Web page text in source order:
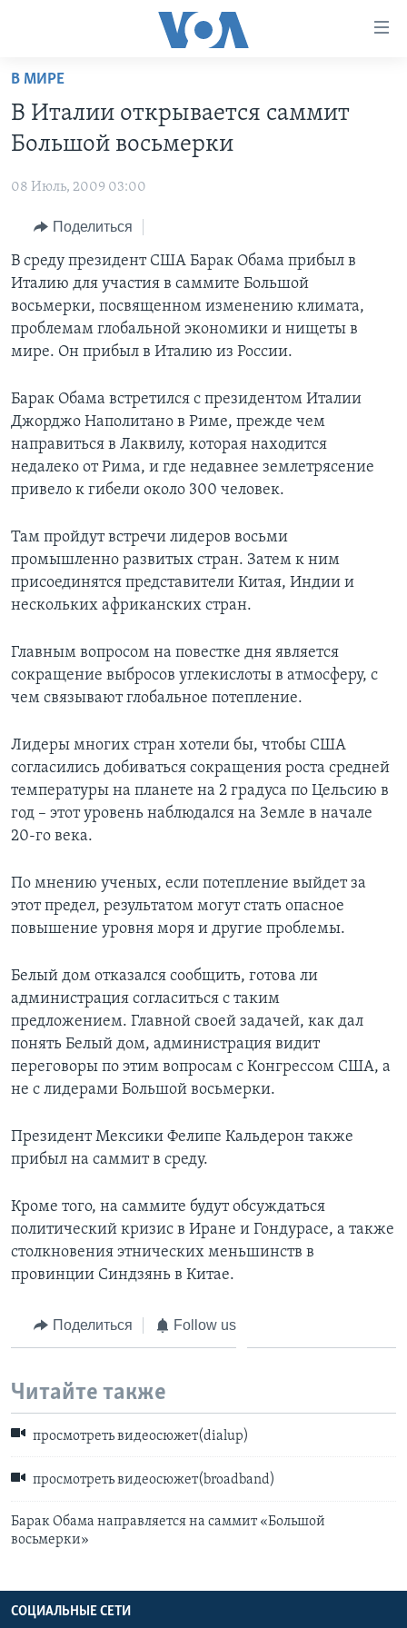
Перейти
основной
контент
навигации
Перейти
поиск
НОВОСТИ ЗА МИНУТУ
ИТОГИ
ПОЧЕМУ ЭТО ВАЖНО?
ДИСКУССИЯ VOA
ДЕТАЛИ
НЬЮ-ЙОРК NEW YORK
АМЕРИКА. БОЛЬШОЕ ПУТЕШЕСТВИЕ
УЧИМ АНГЛИЙСКИЙ
НАША АМЕРИКАНСКАЯ ИСТОРИЯ
А КАК В АМЕРИКЕ?
АРТЕФАКТЫ
АМЕРИКАНСКИЕ ГОРОДКИ
ТЕСТЫ
ЭКСПЕРТИЗА
ИНТЕРВЬЮ
ФАКТЫ ПРОТИВ ФЕЙКОВ
ЗА СВОБОДУ ПРЕССЫ
УЧИМ АНГЛИЙСКИЙ
ВИДЕО
ПОДПИСКА НА НОВОСТИ
Learning English
СОЦИАЛЬНЫЕ СЕТИ
В МИРЕ
В Италии открывается саммит
Большой восьмерки
08 Июль, 2009 03:00
Поделиться
В среду президент США Барак Обама прибыл в
Италию для участия в саммите Большой
восьмерки, посвященном изменению климата,
проблемам глобальной экономики и нищеты в
мире. Он прибыл в Италию из России.
Барак Обама встретился с президентом Италии
Джорджо Наполитано в Риме, прежде чем
направиться в Лаквилу, которая находится
недалеко от Рима, и где недавнее землетрясение
привело к гибели около 300 человек.
Там пройдут встречи лидеров восьми
промышленно развитых стран. Затем к ним
присоединятся представители Китая, Индии и
нескольких африканских стран.
Главным вопросом на повестке дня является
сокращение выбросов углекислоты в атмосферу, с
чем связывают глобальное потепление.
Лидеры многих стран хотели бы, чтобы США
согласились добиваться сокращения роста средней
температуры на планете на 2 градуса по Цельсию в
год – этот уровень наблюдался на Земле в начале
20-го века.
По мнению ученых, если потепление выйдет за
этот предел, результатом могут стать опасное
повышение уровня моря и другие проблемы.
Белый дом отказался сообщить, готова ли
администрация согласиться с таким
предложением. Главной своей задачей, как дал
понять Белый дом, администрация видит
переговоры по этим вопросам с Конгрессом США, а
не с лидерами Большой восьмерки.
Президент Мексики Фелипе Кальдерон также
прибыл на саммит в среду.
Кроме того, на саммите будут обсуждаться
политический кризис в Иране и Гондурасе, а также
столкновения этнических меньшинств в
провинции Синдзянь в Китае.
Поделиться Follow us
Читайте также
просмотреть видеосюжет(dialup)
просмотреть видеосюжет(broadband)
Барак Обама направляется на саммит «Большой
восьмерки»
СОЦИАЛЬНЫЕ СЕТИ